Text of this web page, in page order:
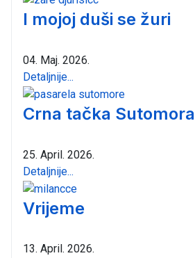
I mojoj duši se žuri
04. Maj. 2026.
Detaljnije...
Crna tačka Sutomora
25. April. 2026.
Detaljnije...
Vrijeme
13. April. 2026.